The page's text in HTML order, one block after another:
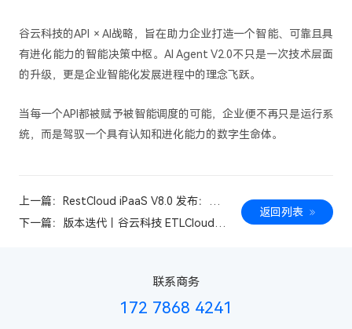
谷云科技的API × AI战略，旨在助力企业打造一个智能、可靠且具
有进化能力的智能决策中枢。AI Agent V2.0不只是一次技术层面
的升级，更是企业智能化发展进程中的理念飞跃。
当每一个API都被赋予被智能调度的可能，企业便不再只是运行系
统，而是驾驭一个具有认知和进化能力的数字生命体。
上一篇：RestCloud iPaaS V8.0 发布：
以“API × AI”重塑企业集成，驱动智能连接新
下一篇：版本迭代丨谷云科技 ETLCloud
返回列表
联系商务
172 7868 4241